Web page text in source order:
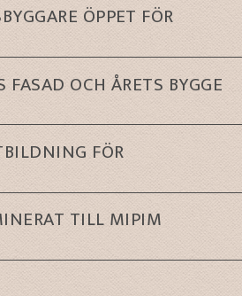
ÖPPET FÖR
OCH ÅRETS BYGGE
FÖR
TILL MIPIM